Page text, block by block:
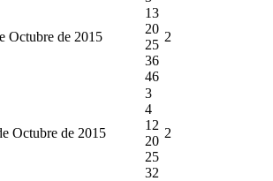
Octubre de 2015
13
20
25
36
46
2
Octubre de 2015
3
4
12
20
25
32
2